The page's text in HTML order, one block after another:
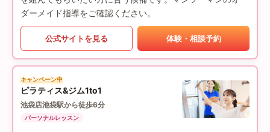
ダーメイド指導をご確認ください。
公式サイトを見る 体験・相談予約
キャンペーン中
ピラティス&ジム1to1
池袋店池袋駅から徒歩6分
パーソナルレッスン